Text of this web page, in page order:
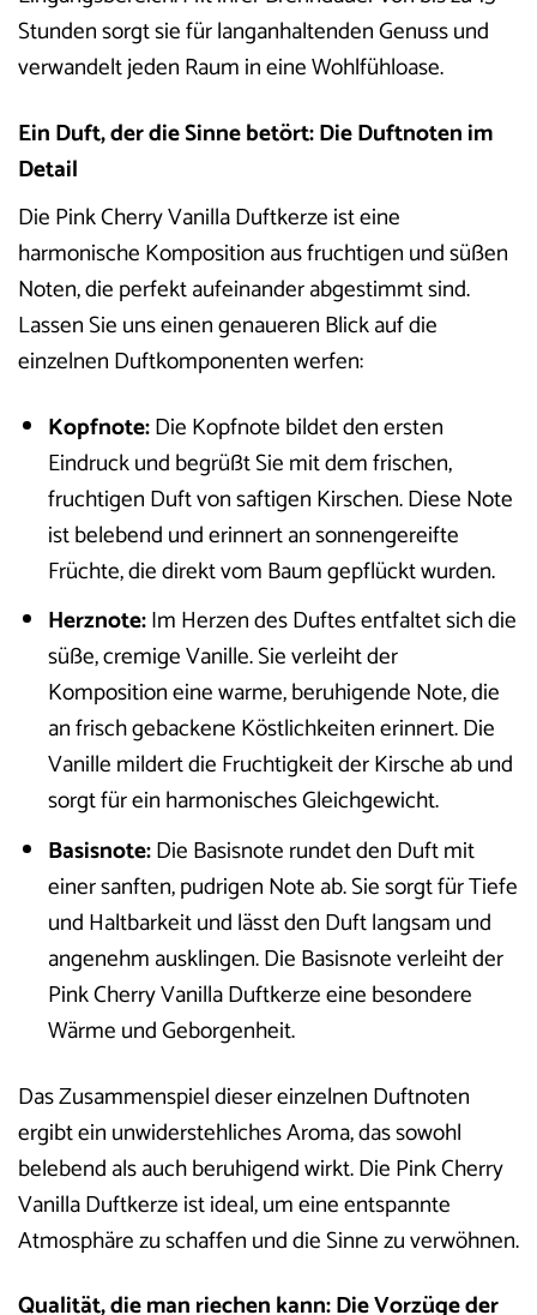
Stunden sorgt sie für langanhaltenden Genuss und
verwandelt jeden Raum in eine Wohlfühloase.
Ein Duft, der die Sinne betört: Die Duftnoten im
Detail
Die Pink Cherry Vanilla Duftkerze ist eine
harmonische Komposition aus fruchtigen und süßen
Noten, die perfekt aufeinander abgestimmt sind.
Lassen Sie uns einen genaueren Blick auf die
einzelnen Duftkomponenten werfen:
Kopfnote:Die Kopfnote bildet den ersten
Eindruck und begrüßt Sie mit dem frischen,
fruchtigen Duft von saftigen Kirschen. Diese Note
ist belebend und erinnert an sonnengereifte
Früchte, die direkt vom Baum gepflückt wurden.
Herznote:Im Herzen des Duftes entfaltet sich die
süße, cremige Vanille. Sie verleiht der
Komposition eine warme, beruhigende Note, die
an frisch gebackene Köstlichkeiten erinnert. Die
Vanille mildert die Fruchtigkeit der Kirsche ab und
sorgt für ein harmonisches Gleichgewicht.
Basisnote:Die Basisnote rundet den Duft mit
einer sanften, pudrigen Note ab. Sie sorgt für Tiefe
und Haltbarkeit und lässt den Duft langsam und
angenehm ausklingen. Die Basisnote verleiht der
Pink Cherry Vanilla Duftkerze eine besondere
Wärme und Geborgenheit.
Das Zusammenspiel dieser einzelnen Duftnoten
ergibt ein unwiderstehliches Aroma, das sowohl
belebend als auch beruhigend wirkt. Die Pink Cherry
Vanilla Duftkerze ist ideal, um eine entspannte
Atmosphäre zu schaffen und die Sinne zu verwöhnen.
Qualität, die man riechen kann: Die Vorzüge der